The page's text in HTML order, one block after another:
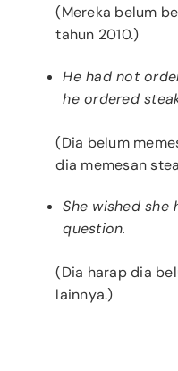
(Mereka belum
tahun 2010.)
He had not
he ordered
(Dia belum
dia memesan
She wished she
question.
(Dia harap dia
lainnya.)